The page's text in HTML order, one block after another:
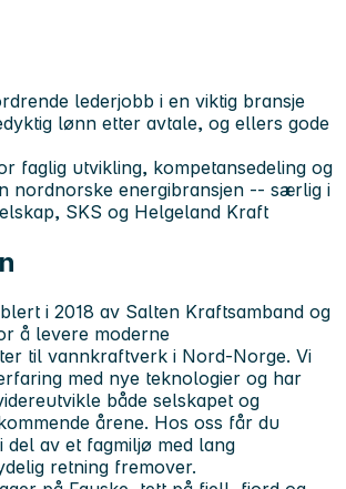
lederjobb i en viktig bransje
lønn etter avtale, og ellers gode
faglig utvikling, kompetansedeling og
nordnorske energibransjen -- særlig i
SKS og Helgeland Kraft
i 2018 av Salten Kraftsamband og
å levere moderne
til vannkraftverk i Nord-Norge. Vi
med nye teknologier og har
både selskapet og
årene. Hos oss får du
del av et fagmiljø med lang
retning fremover.